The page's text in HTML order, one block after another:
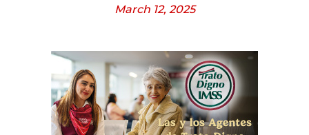
March 12, 2025